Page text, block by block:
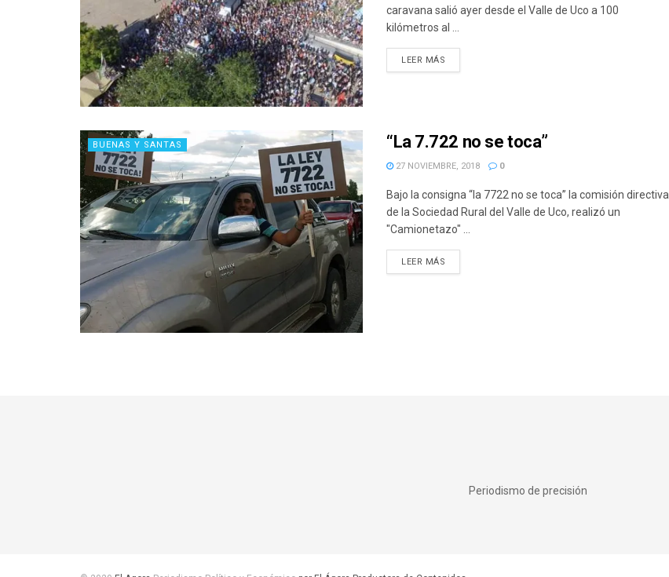
caravana salió ayer desde el Valle de Uco a 100
kilómetros al ...
LEER MÁS
BUENAS Y SANTAS “La 7.722 no se toca”
27 NOVIEMBRE, 2018 0
Bajo la consigna “la 7722 no se toca” la comisión directiva
de la Sociedad Rural del Valle de Uco, realizó un
"Camionetazo" ...
LEER MÁS
Periodismo de precisión